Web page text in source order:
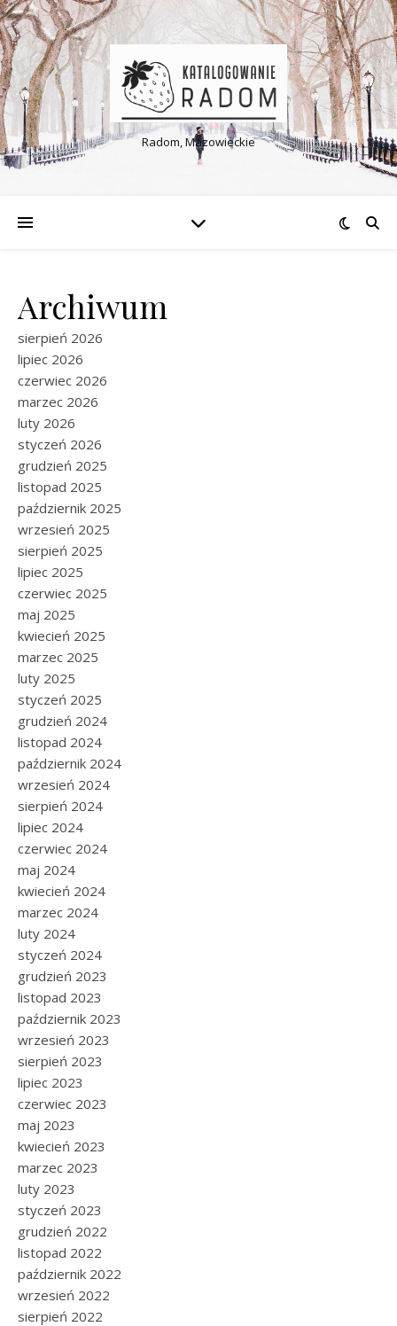
Radom, Mazowieckie
Archiwum
sierpień 2026
lipiec 2026
czerwiec 2026
marzec 2026
luty 2026
styczeń 2026
grudzień 2025
listopad 2025
październik 2025
wrzesień 2025
sierpień 2025
lipiec 2025
czerwiec 2025
maj 2025
kwiecień 2025
marzec 2025
luty 2025
styczeń 2025
grudzień 2024
listopad 2024
październik 2024
wrzesień 2024
sierpień 2024
lipiec 2024
czerwiec 2024
maj 2024
kwiecień 2024
marzec 2024
luty 2024
styczeń 2024
grudzień 2023
listopad 2023
październik 2023
wrzesień 2023
sierpień 2023
lipiec 2023
czerwiec 2023
maj 2023
kwiecień 2023
marzec 2023
luty 2023
styczeń 2023
grudzień 2022
listopad 2022
październik 2022
wrzesień 2022
sierpień 2022